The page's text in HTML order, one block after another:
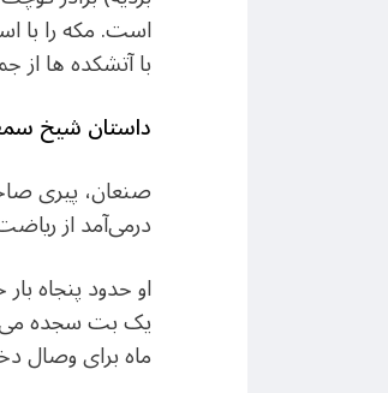
است. مکه را با
با آتشکده ها
داستان شیخ
صنعان، پیری
درمی‌آمد از
او حدود پنجاه
یک بت سجده
ماه برای وصال